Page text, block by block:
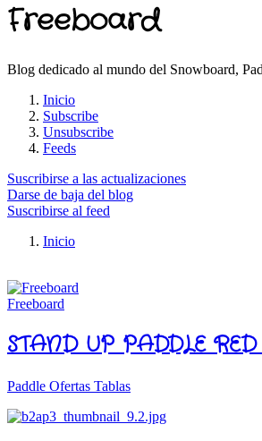
Freeboard
Blog dedicado al mundo del Snowboard,
Inicio
Subscribe
Unsubscribe
Feeds
Suscribirse a las actualizaciones
Darse de baja del blog
Suscribirse al feed
Inicio
Freeboard
STAND UP PADDLE
Paddle Ofertas Tablas